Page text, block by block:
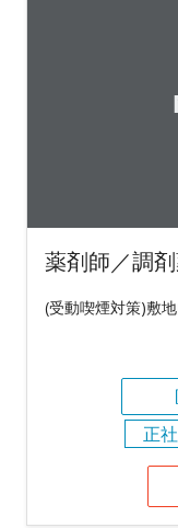
薬剤師／調
(受動喫煙対策)敷
正